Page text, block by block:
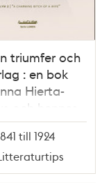
triumfer och
: en bok
Hierta-
och hennes
2. "A
bitch of a
Gerda
Lindskog
till 1924